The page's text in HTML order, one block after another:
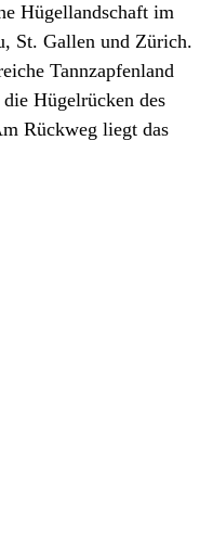
Hügellandschaft im
St. Gallen und Zürich.
Tannzapfenland
Hügelrücken des
Rückweg liegt das